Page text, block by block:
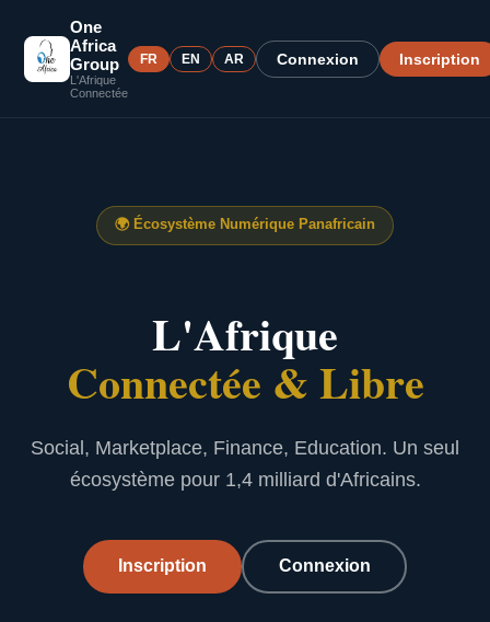
One
Africa
Group
L'Afrique
Connectée
FR EN AR Connexion Inscription
🌍 Écosystème Numérique Panafricain
L'Afrique
Connectée & Libre
Social, Marketplace, Finance, Education. Un seul
écosystème pour 1,4 milliard d'Africains.
Inscription Connexion